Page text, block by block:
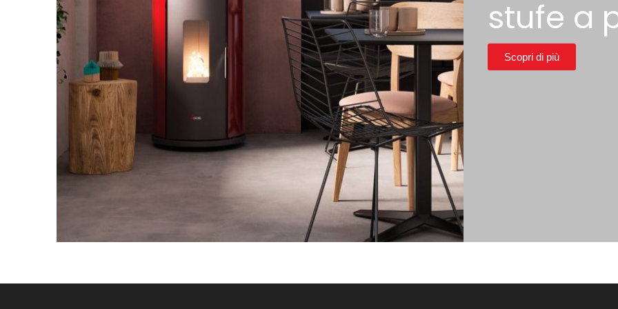
stufe a
Scopri di più